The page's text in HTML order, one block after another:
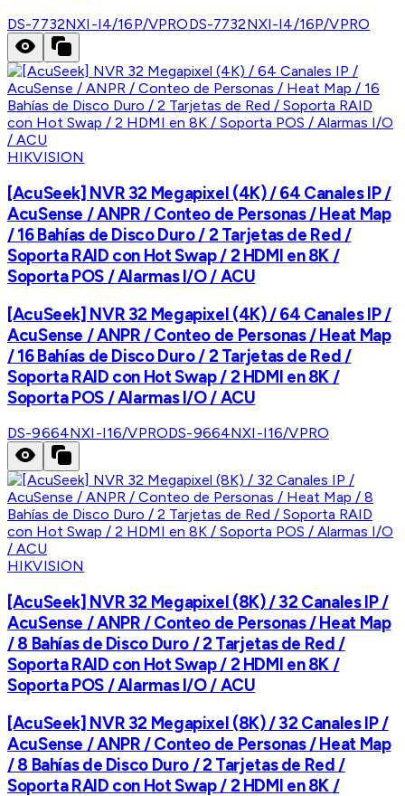
DS-7732NXI-I4/16P/VPRODS-7732NXI-I4/16P/VPRO
HIKVISION
[AcuSeek] NVR 32 Megapixel (4K) / 64 Canales IP /
AcuSense / ANPR / Conteo de Personas / Heat Map
/ 16 Bahías de Disco Duro / 2 Tarjetas de Red /
Soporta RAID con Hot Swap / 2 HDMI en 8K /
Soporta POS / Alarmas I/O / ACU
[AcuSeek] NVR 32 Megapixel (4K) / 64 Canales IP /
AcuSense / ANPR / Conteo de Personas / Heat Map
/ 16 Bahías de Disco Duro / 2 Tarjetas de Red /
Soporta RAID con Hot Swap / 2 HDMI en 8K /
Soporta POS / Alarmas I/O / ACU
DS-9664NXI-I16/VPRODS-9664NXI-I16/VPRO
HIKVISION
[AcuSeek] NVR 32 Megapixel (8K) / 32 Canales IP /
AcuSense / ANPR / Conteo de Personas / Heat Map
/ 8 Bahías de Disco Duro / 2 Tarjetas de Red /
Soporta RAID con Hot Swap / 2 HDMI en 8K /
Soporta POS / Alarmas I/O / ACU
[AcuSeek] NVR 32 Megapixel (8K) / 32 Canales IP /
AcuSense / ANPR / Conteo de Personas / Heat Map
/ 8 Bahías de Disco Duro / 2 Tarjetas de Red /
Soporta RAID con Hot Swap / 2 HDMI en 8K /